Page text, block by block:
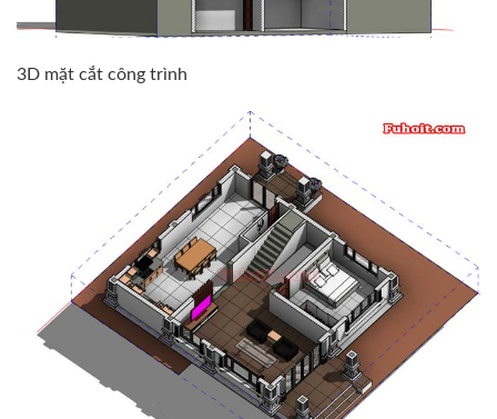
3D mặt cắt công trình